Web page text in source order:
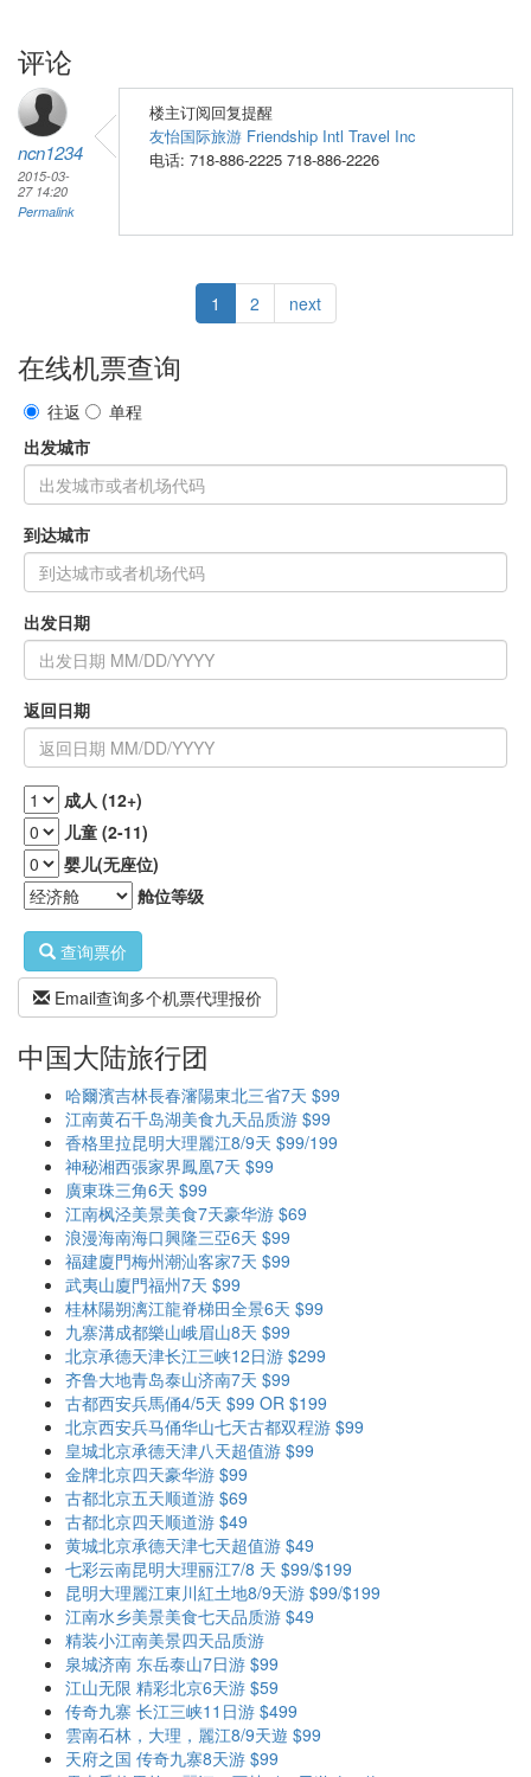
评论
ncn1234
2015-03-
27 14:20
Permalink
楼主订阅回复提醒
友怡国际旅游 Friendship Intl Travel Inc
电话: 718-886-2225 718-886-2226
1 2 next
在线机票查询
往返
单程
出发城市
到达城市
出发日期
返回日期
成人 (12+)
儿童 (2-11)
婴儿(无座位)
舱位等级
查询票价
Email查询多个机票代理报价
中国大陆旅行团
哈爾濱吉林長春瀋陽東北三省7天 $99
江南黄石千岛湖美食九天品质游 $99
香格里拉昆明大理麗江8/9天 $99/199
神秘湘西張家界鳳凰7天 $99
廣東珠三角6天 $99
江南枫泾美景美食7天豪华游 $69
浪漫海南海口興隆三亞6天 $99
福建廈門梅州潮汕客家7天 $99
武夷山廈門福州7天 $99
桂林陽朔漓江龍脊梯田全景6天 $99
九寨溝成都樂山峨眉山8天 $99
北京承德天津长江三峡12日游 $299
齐鲁大地青岛泰山济南7天 $99
古都西安兵馬俑4/5天 $99 OR $199
北京西安兵马俑华山七天古都双程游 $99
皇城北京承德天津八天超值游 $99
金牌北京四天豪华游 $99
古都北京五天顺道游 $69
古都北京四天顺道游 $49
黄城北京承德天津七天超值游 $49
七彩云南昆明大理丽江7/8 天 $99/$199
昆明大理麗江東川紅土地8/9天游 $99/$199
江南水乡美景美食七天品质游 $49
精装小江南美景四天品质游
泉城济南 东岳泰山7日游 $99
江山无限 精彩北京6天游 $59
传奇九寨 长江三峡11日游 $499
雲南石林，大理，麗江8/9天遊 $99
天府之国 传奇九寨8天游 $99